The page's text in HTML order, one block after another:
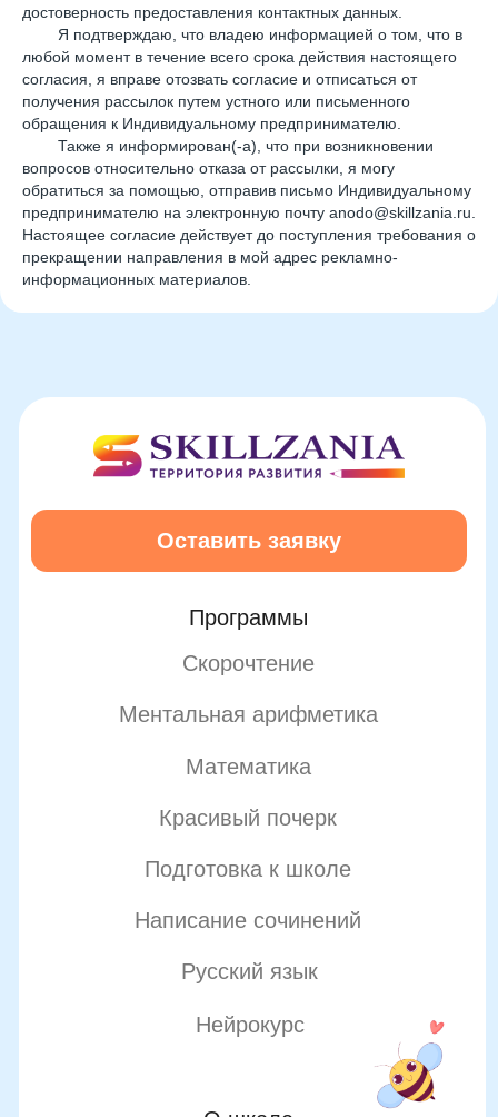
достоверность предоставления контактных данных.
Я подтверждаю, что владею информацией о том, что в
любой момент в течение всего срока действия настоящего
согласия, я вправе отозвать согласие и отписаться от
получения рассылок путем устного или письменного
обращения к Индивидуальному предпринимателю.
Также я информирован(-а), что при возникновении
вопросов относительно отказа от рассылки, я могу
обратиться за помощью, отправив письмо Индивидуальному
предпринимателю на электронную почту anodo@skillzania.ru.
Настоящее согласие действует до поступления требования о
прекращении направления в мой адрес рекламно-
информационных материалов.
Оставить заявку
Скорочтение
Ментальная арифметика
Математика
Красивый почерк
Русский язык
Нейрокурс
Отзывы
Лицензия на образование
Блог
Реферальная программа
Наши методисты
Программы
Сайт Минпросвещения России
Публичная оферта